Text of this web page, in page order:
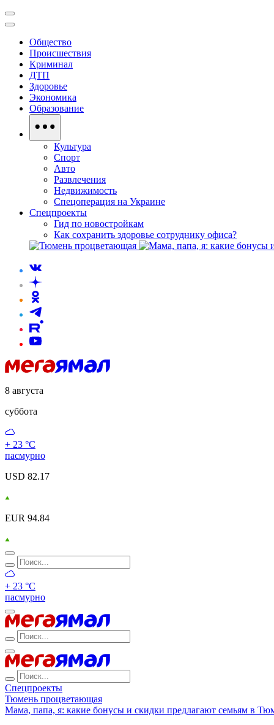
Общество
Происшествия
Криминал
ДТП
Здоровье
Экономика
Образование
Культура
Спорт
Авто
Развлечения
Недвижимость
Спецоперация на Украине
Спецпроекты
Гид по новостройкам
Как сохранить здоровье сотруднику офиса?
8 августа
суббота
+ 23 °С
пасмурно
USD 82.17
EUR 94.84
+ 23 °С
пасмурно
Спецпроекты
Тюмень процветающая
Мама, папа, я: какие бонусы и скидки предлагают семьям в